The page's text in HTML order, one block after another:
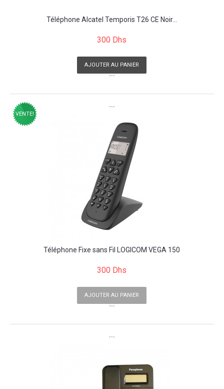
Téléphone Alcatel Temporis T26 CE Noir...
300 Dhs
AJOUTER AU PANIER
```
```
VENTE!
Téléphone Fixe sans Fil LOGICOM VEGA 150
300 Dhs
AJOUTER AU PANIER
```
```